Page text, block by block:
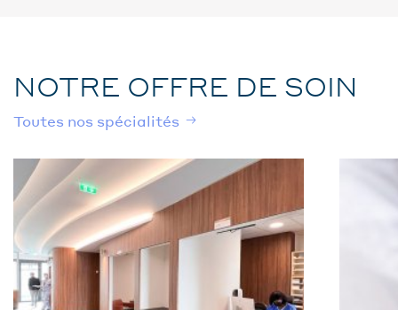
NOTRE OFFRE DE SOIN
Toutes nos spécialités